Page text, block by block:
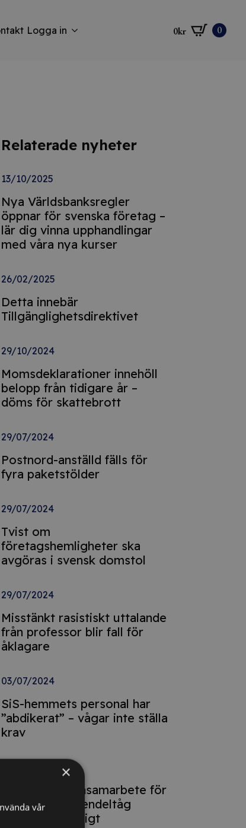
Logga in 0kr 0
Relaterade nyheter
13/10/2025
Nya Världsbanksregler
öppnar för svenska företag –
lär dig vinna upphandlingar
med våra nya kurser
26/02/2025
Detta innebär
Tillgänglighetsdirektivet
29/10/2024
Momsdeklarationer innehöll
belopp från tidigare år –
döms för skattebrott
29/07/2024
Postnord-anställd fälls för
fyra paketstölder
29/07/2024
Tvist om
företagshemligheter ska
avgöras i svensk domstol
29/07/2024
Misstänkt rasistiskt uttalande
från professor blir fall för
åklagare
03/07/2024
SiS-hemmets personal har
”abdikerat” – vågar inte ställa
krav
Förbud mot ensamarbete för
lokförare på pendeltåg
oproportionerligt
×
vår